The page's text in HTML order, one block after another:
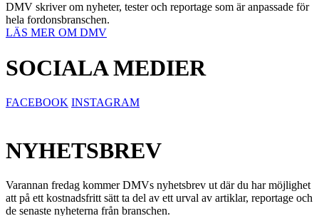
DMV skriver om nyheter, tester och reportage som är anpassade för
hela fordonsbranschen.
LÄS MER OM DMV
SOCIALA MEDIER
FACEBOOK INSTAGRAM
NYHETSBREV
Varannan fredag kommer DMVs nyhetsbrev ut där du har möjlighet
att på ett kostnadsfritt sätt ta del av ett urval av artiklar, reportage och
de senaste nyheterna från branschen.